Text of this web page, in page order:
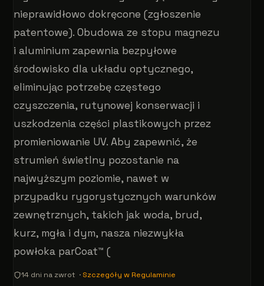
nieprawidłowo dokręcone (zgłoszenie
patentowe). Obudowa ze stopu magnezu
i aluminium zapewnia bezpyłowe
środowisko dla układu optycznego,
eliminując potrzebę częstego
czyszczenia, rutynowej konserwacji i
uszkodzenia części plastikowych przez
promieniowanie UV. Aby zapewnić, że
strumień świetlny pozostanie na
najwyższym poziomie, nawet w
przypadku rygorystycznych warunków
zewnętrznych, takich jak woda, brud,
kurz, mgła i dym, nasza niezwykła
powłoka parCoat™ (
14 dni na zwrot · Szczegóły w Regulaminie